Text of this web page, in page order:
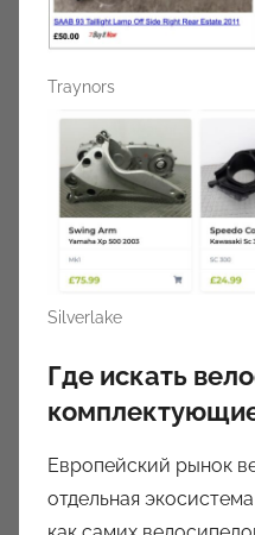
Traynors
Silverlake
Где искать
Европейский рынок
отдельная